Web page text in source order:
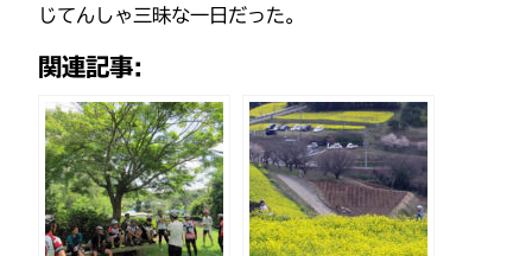
じてんしゃ三昧な一日だった。
関連記事: